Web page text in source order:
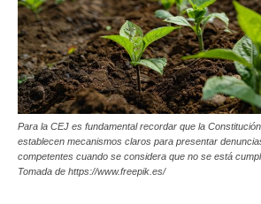
Para la CEJ es fundamental recordar que la
establecen mecanismos claros para presentar
competentes cuando se considera que no se está
Tomada de https://www.freepik.es/